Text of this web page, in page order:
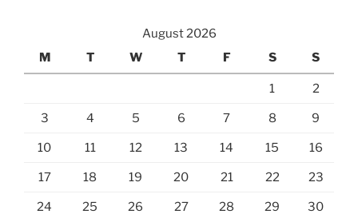
August 2026
M
T W T F S S
1 2
3 4 5 6 7 8 9
10 11 12 13 14 15 16
17 18 19 20 21 22 23
24 25 26 27 28 29 30